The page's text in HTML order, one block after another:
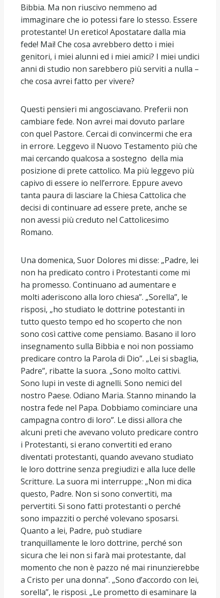
Bibbia. Ma non riuscivo nemmeno ad
immaginare che io potessi fare lo stesso. Essere
protestante! Un eretico! Apostatare dalla mia
fede! Mai! Che cosa avrebbero detto i miei
genitori, i miei alunni ed i miei amici? I miei undici
anni di studio non sarebbero più serviti a nulla –
che cosa avrei fatto per vivere?
Questi pensieri mi angosciavano. Preferii non
cambiare fede. Non avrei mai dovuto parlare
con quel Pastore. Cercai di convincermi che era
in errore. Leggevo il Nuovo Testamento più che
mai cercando qualcosa a sostegno della mia
posizione di prete cattolico. Ma più leggevo più
capivo di essere io nell’errore. Eppure avevo
tanta paura di lasciare la Chiesa Cattolica che
decisi di continuare ad essere prete, anche se
non avessi più creduto nel Cattolicesimo
Romano.
Una domenica, Suor Dolores mi disse: „Padre, lei
non ha predicato contro i Protestanti come mi
ha promesso. Continuano ad aumentare e
molti aderiscono alla loro chiesa”. „Sorella”, le
risposi, „ho studiato le dottrine potestanti in
tutto questo tempo ed ho scoperto che non
sono così cattive come pensiamo. Basano il loro
insegnamento sulla Bibbia e noi non possiamo
predicare contro la Parola di Dio”. „Lei si sbaglia,
Padre”, ribatte la suora. „Sono molto cattivi.
Sono lupi in veste di agnelli. Sono nemici del
nostro Paese. Odiano Maria. Stanno minando la
nostra fede nel Papa. Dobbiamo cominciare una
campagna contro di loro”. Le dissi allora che
alcuni preti che avevano voluto predicare contro
i Protestanti, si erano convertiti ed erano
diventati protestanti, quando avevano studiato
le loro dottrine senza pregiudizi e alla luce delle
Scritture. La suora mi interruppe: „Non mi dica
questo, Padre. Non si sono convertiti, ma
pervertiti. Si sono fatti protestanti o perché
sono impazziti o perché volevano sposarsi.
Quanto a lei, Padre, può studiare
tranquillamente le loro dottrine, perché son
sicura che lei non si farà mai protestante, dal
momento che non è pazzo né mai rinunzierebbe
a Cristo per una donna”. „Sono d’accordo con lei,
sorella”, le risposi. „Le prometto di esaminare la